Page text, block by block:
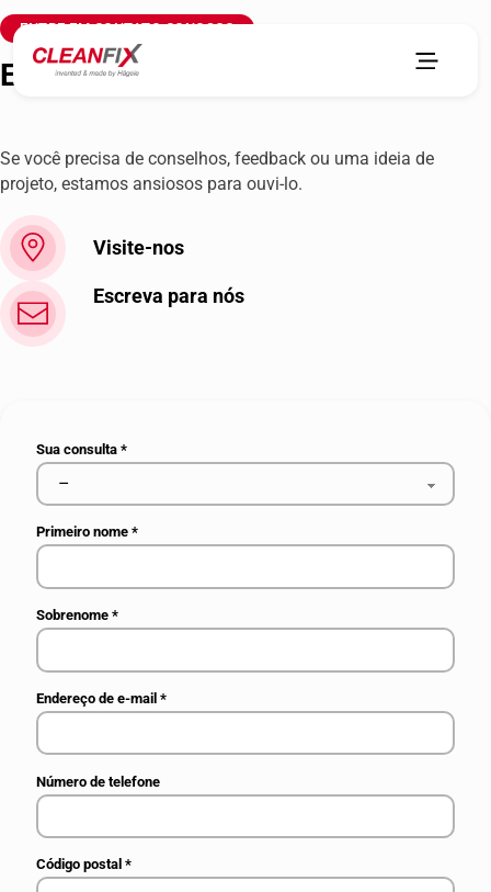
EXTUMP Roy Sung
ENTRE EM CONTATO CONOSCO
Se você precisa de conselhos, feedback ou uma ideia de
projeto, estamos ansiosos para ouvi-lo.
Visite-nos
Escreva para nós
Sua consulta*
Primeiro nome*
Sobrenome*
Endereço de e-mail*
Número de telefone
Código postal*